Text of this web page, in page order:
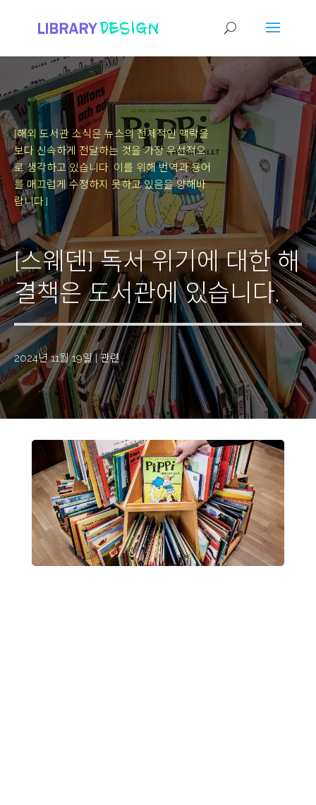
[해외 도서관 소식은 뉴스의 전체적인 맥락을
보다 신속하게 전달하는 것을 가장 우선적으
로 생각하고 있습니다. 이를 위해 번역과 용어
를 매끄럽게 수정하지 못하고 있음을 양해바
랍니다.]
[스웨덴] 독서 위기에 대한 해
결책은 도서관에 있습니다.
2024년 11월 19일|관련